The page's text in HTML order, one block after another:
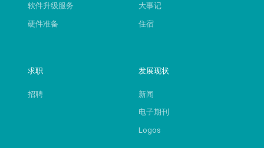
软件升级服务
硬件准备
大事记
住宿
求职
招聘
发展现状
新闻
电子期刊
Logos